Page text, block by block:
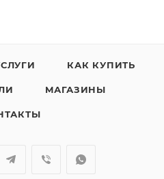
КАК КУПИТЬ
МАГАЗИНЫ